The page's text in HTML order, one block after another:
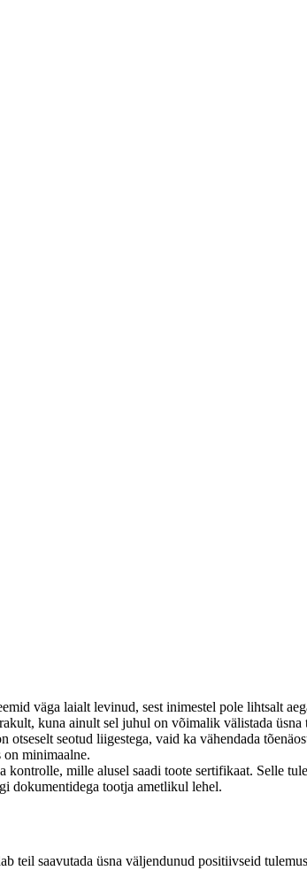
väga laialt levinud, sest inimestel pole lihtsalt
kuna ainult sel juhul on võimalik välistada üsna
seotud liigestega, vaid ka vähendada
minimaalne.
mille alusel saadi toote sertifikaat. Selle
dokumentidega tootja ametlikul lehel.
teil saavutada üsna väljendunud positiivseid